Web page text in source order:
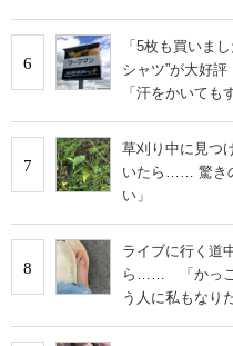
6
「5枚も買いま
シャツ”が大好
「汗をかいても
7
草刈り中に見つ
いたら…… 驚き
い」
8
ライブに行く道
ら…… 「かっこ
う人に私もなり